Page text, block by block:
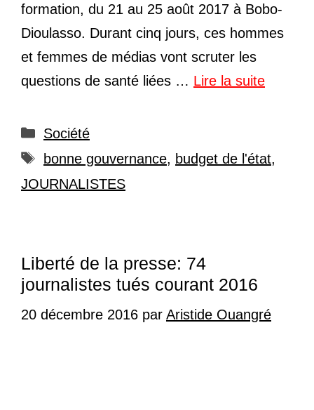
formation, du 21 au 25 août 2017 à Bobo-
Dioulasso. Durant cinq jours, ces hommes
et femmes de médias vont scruter les
questions de santé liées … Lire la suite
Catégories
Société
Étiquettes
bonne gouvernance, budget de l'état,
JOURNALISTES
Liberté de la presse: 74
journalistes tués courant 2016
20 décembre 2016 par Aristide Ouangré